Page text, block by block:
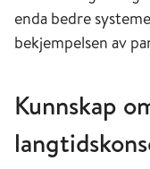
enda bedre
bekjempelsen av
Kunnskap